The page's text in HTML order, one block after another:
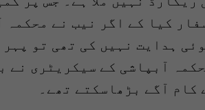
کیا کے اگر نیب نے
ہدایت نہیں کی تھی تو
آبپاشی کے سیکریٹری نے
کام آگے بڑھاسکتے تھے۔